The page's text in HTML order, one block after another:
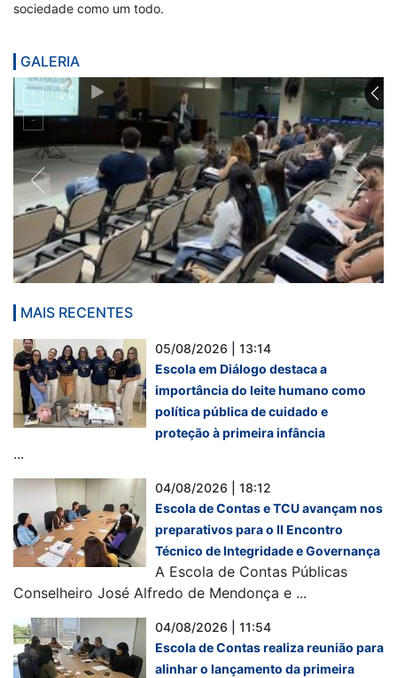
sociedade como um todo.
GALERIA
MAIS RECENTES
05/08/2026 | 13:14
Escola em Diálogo destaca a
importância do leite humano como
política pública de cuidado e
proteção à primeira infância
...
04/08/2026 | 18:12
Escola de Contas e TCU avançam nos
preparativos para o II Encontro
Técnico de Integridade e Governança
A Escola de Contas Públicas
Conselheiro José Alfredo de Mendonça e ...
04/08/2026 | 11:54
Escola de Contas realiza reunião para
alinhar o lançamento da primeira